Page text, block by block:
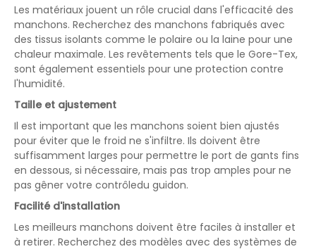
Les matériaux jouent un rôle crucial dans l'efficacité des
manchons. Recherchez des manchons fabriqués avec
des tissus isolants comme le polaire ou la laine pour une
chaleur maximale. Les revêtements tels que le Gore-Tex,
sont également essentiels pour une protection contre
l'humidité.
Taille et ajustement
Il est important que les manchons soient bien ajustés
pour éviter que le froid ne s'infiltre. Ils doivent être
suffisamment larges pour permettre le port de gants fins
en dessous, si nécessaire, mais pas trop amples pour ne
pas gêner votre contrôledu guidon.
Facilité d'installation
Les meilleurs manchons doivent être faciles à installer et
à retirer. Recherchez des modèles avec des systèmes de